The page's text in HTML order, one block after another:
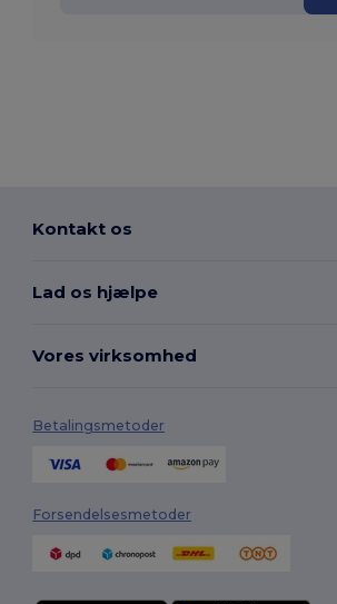
Kontakt os
Lad os hjælpe
Vores virksomhed
Betalingsmetoder
Forsendelsesmetoder